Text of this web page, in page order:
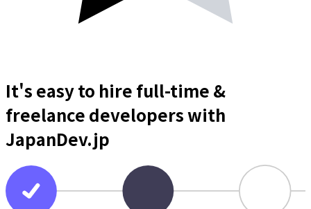
It's easy to hire full-time &
freelance developerswith
JapanDev.jp